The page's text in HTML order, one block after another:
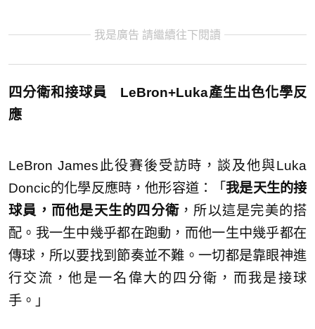
我是廣告 請繼續往下閱讀
四分衛和接球員 LeBron+Luka產生出色化學反
應
LeBron James此役賽後受訪時，談及他與Luka
Doncic的化學反應時，他形容道：「我是天生的接
球員，而他是天生的四分衛 ，所以這是完美的搭
配。我一生中幾乎都在跑動，而他一生中幾乎都在
傳球，所以要找到節奏並不難。一切都是靠眼神進
行交流，他是一名偉大的四分衛，而我是接球
手。」